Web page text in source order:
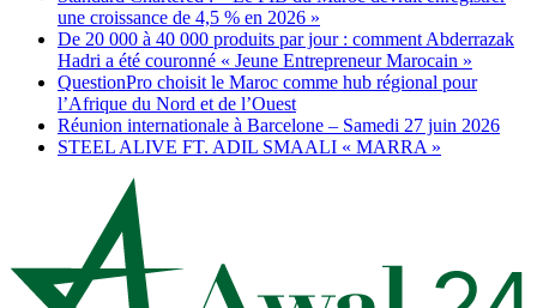
une croissance de 4,5 % en 2026 »
De 20 000 à 40 000 produits par jour : comment Abderrazak
Hadri a été couronné « Jeune Entrepreneur Marocain »
QuestionPro choisit le Maroc comme hub régional pour
l’Afrique du Nord et de l’Ouest
Réunion internationale à Barcelone – Samedi 27 juin 2026
STEEL ALIVE FT. ADIL SMAALI « MARRA »